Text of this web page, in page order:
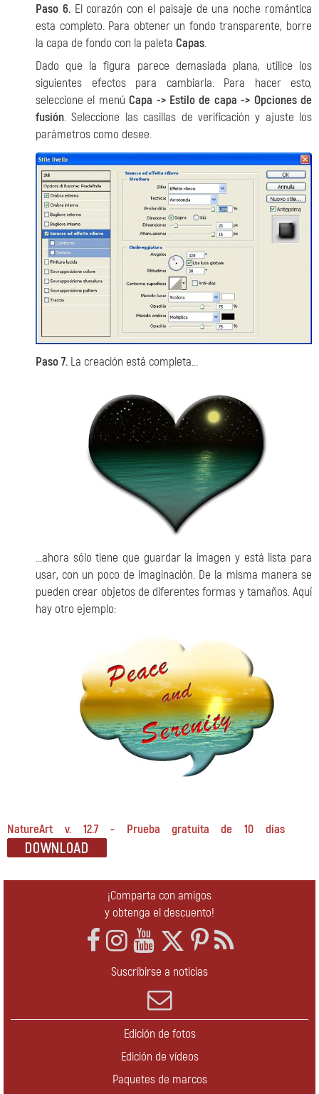
Paso 6.El corazón con el paisaje de una noche romántica
esta completo. Para obtener un fondo transparente, borre
la capa de fondo con la paleta Capas.
Dado que la figura parece demasiada plana, utilice los
siguientes efectos para cambiarla. Para hacer esto,
seleccione el menúCapa -> Estilo de capa -> Opciones de
fusión. Seleccione las casillas de verificación y ajuste los
parámetros como desee.
Paso 7. La creación está completa...
...ahora sólo tiene que guardar la imagen y está lista para
usar, con un poco de imaginación. De la misma manera se
pueden crear objetos de diferentes formas y tamaños. Aquí
hay otro ejemplo:
NatureArt v. 12.7 - Prueba gratuita de 10 días
¡Comparta con amigos
y obtenga el descuento!
Suscribirse a noticias
Edición de fotos
Edición de vídeos
Paquetes de marcos